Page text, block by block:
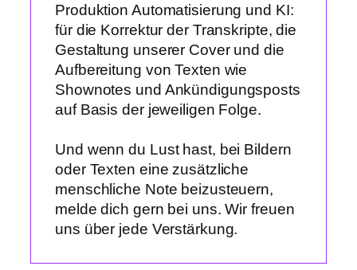
Produktion Automatisierung und KI:
für die Korrektur der Transkripte, die
Gestaltung unserer Cover und die
Aufbereitung von Texten wie
Shownotes und Ankündigungsposts
auf Basis der jeweiligen Folge.
Und wenn du Lust hast, bei Bildern
oder Texten eine zusätzliche
menschliche Note beizusteuern,
melde dich gern bei uns. Wir freuen
uns über jede Verstärkung.